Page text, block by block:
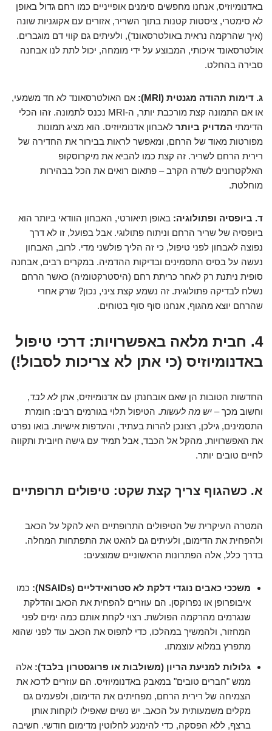
באדנומיוזיס, אנחנו מחפשים סימנים אופייניים כמו רחם גדול באופן
לא סימטרי, ציסטות קטנות בתוך השריר, אזורים עם אקוגניות שונה
(איך שהרקמה נראית באולטרסאונד), ולעיתים גם קווי דם מוגברים.
אולטרסאונד איכותי, המבוצע על ידי מומחה, יכול לתת לנו אבחנה
סבירה בהחלט.
ג. דימות תהודה מגנטית (MRI):
אם האולטרסאונד לא חד משמעי,
או אם התמונה קצת מורכבת יותר, ה-MRI נכנס לתמונה. זהו הכלי
הדימתי המדויק ביותר לאבחון אדנומיוזיס. הוא מציג תמונות
מפורטות מאוד של הרחם, ומאפשר לראות בבירור את החדירה של
רירית הרחם לשריר. זה קצת כמו להביא את מיקרוסקופ
האלקטרונים לשדה הקרב – פתאום רואים את הכל בבהירות
מוחלטת.
ד. ביופסיה ופתולוגיה: באופן תיאורטי, האבחון הוודאי ביותר הוא
ביופסיה של שריר הרחם וניתוח פתולוגי. אבל בפועל, זו לא דרך
נפוצה לאבחון לפני טיפול, כי זה הליך פולשני מדי. לרוב, האבחון
נעשה על בסיס התסמינים ובדיקות ההדמיה. במקרים רבים, אבחנה
סופית ניתנת רק לאחר כריתת רחם (היסטרקטומיה) כאשר הרחם
נשלח לבדיקה פתולוגית. זה נשמע קצת ציני, נכון? שרק אחרי
שהרחם יוצא מהגוף, אנחנו סוף סוף בטוחים.
4. חבית מלאה באפשרויות: דרכי טיפול
באדנומיוזיס (כי אתן לא צריכות לסבול!)
החדשות הטובות הן שאם אובחנתן עם אדנומיוזיס, אתן לא לבד,
וחשוב מכך – יש מה לעשות. הטיפול תלוי בגורמים רבים: חומרת
התסמינים, גילכן, רצונכן להרות בעתיד, והעדפות אישיות. בואו נפרט
את האפשרויות, מהקל אל הכבד, אבל תמיד עם גישה חיובית ותקווה
לחיים טובים יותר.
א. כשהגוף צריך קצת שקט: טיפולים תרופתיים
המטרה העיקרית של הטיפולים התרופתיים היא להקל על הכאב
ולהפחית את הדימום, ולעיתים גם להאט את התפתחות המחלה.
בדרך כלל, אלה הפתרונות הראשוניים שמוצעים:
משככי כאבים נוגדי דלקת לא סטרואידליים (NSAIDs):
כמו
איבופרופן או נפרוקסן. הם עוזרים להפחית את הכאב והדלקת
שנגרמים מהרקמה הפולשת. רצוי לקחת אותם כמה ימים לפני
המחזור, ולהמשיך במהלכו, כדי לתפוס את הכאב עוד לפני שהוא
מתפרץ במלוא עוצמתו.
גלולות למניעת הריון (משולבות או פרוגסטרון בלבד): אלה
ממש "חברים טובים" במאבק באדנומיוזיס. הם עוזרים לדכא את
הצמיחה של רירית הרחם, מפחיתים את הדימום, ולפעמים גם
מקלים משמעותית על הכאב. יש נשים שאפילו לוקחות אותן
ברצף, ללא הפסקה, כדי להימנע לחלוטין מדימום חודשי. חשיבה